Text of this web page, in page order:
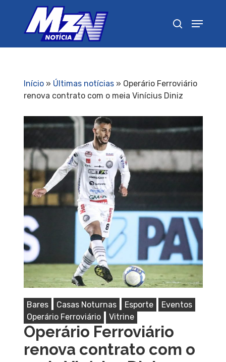
Início» Últimas notícias» Operário Ferroviário
renova contrato com o meia Vinícius Diniz
Bares Casas Noturnas Esporte
Eventos
Operário Ferroviário
Vitrine
Operário Ferroviário
renova contrato com o